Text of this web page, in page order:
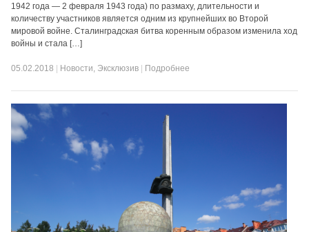
1942 года — 2 февраля 1943 года) по размаху, длительности и
количеству участников является одним из крупнейших во Второй
мировой войне. Сталинградская битва коренным образом изменила ход
войны и стала […]
05.02.2018 Новости, Эксклюзив Подробнее